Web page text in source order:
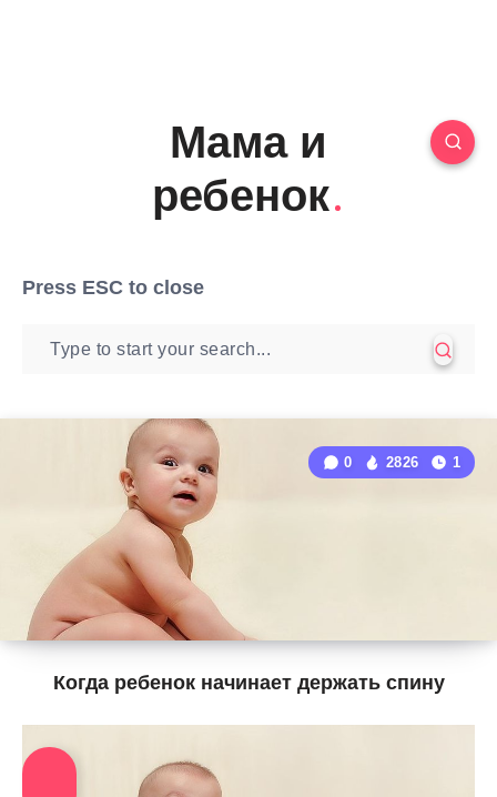
Мама и
ребенок
Press ESC to close
Когда ребенок начинает держать спину
0 2826 1